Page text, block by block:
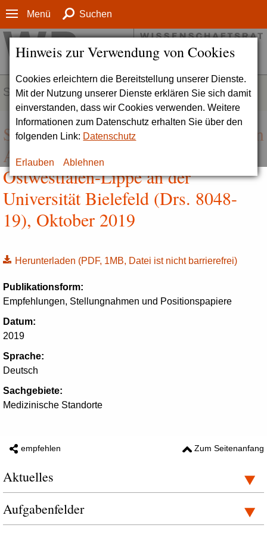
Hinweis zur Verwendung von Cookies
Cookies erleichtern die Bereitstellung unserer Dienste.
Mit der Nutzung unserer Dienste erklären Sie sich damit
einverstanden, dass wir Cookies verwenden. Weitere
Informationen zum Datenschutz erhalten Sie über den
folgenden Link: Datenschutz
Erlauben Ablehnen
Menü Suchen
SERVICE
Stellungnahme zum Konzept für den
Aufbau einer Universitätsmedizin
Ostwestfalen-Lippe an der
Universität Bielefeld (Drs. 8048-
19), Oktober 2019
Herunterladen (PDF, 1MB, Datei ist nicht barrierefrei)
Publikationsform:
Empfehlungen, Stellungnahmen und Positionspapiere
Datum:
2019
Sprache:
Deutsch
Sachgebiete:
Medizinische Standorte
empfehlen Zum Seitenanfang
Aktuelles
Aufgabenfelder